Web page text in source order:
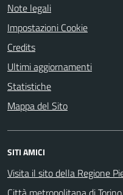
Note legali
Impostazioni Cookie
Credits
Ultimi aggiornamenti
Statistiche
Mappa del Sito
SITI AMICI
Visita il sito della Regione